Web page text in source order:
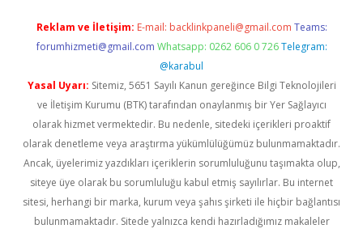
Reklam ve İletişim: E-mail: backlinkpaneli@gmail.com Teams:
forumhizmeti@gmail.com Whatsapp: 0262 606 0 726 Telegram:
@karabul
Yasal Uyarı: Sitemiz, 5651 Sayılı Kanun gereğince Bilgi Teknolojileri
ve İletişim Kurumu (BTK) tarafından onaylanmış bir Yer Sağlayıcı
olarak hizmet vermektedir. Bu nedenle, sitedeki içerikleri proaktif
olarak denetleme veya araştırma yükümlülüğümüz bulunmamaktadır.
Ancak, üyelerimiz yazdıkları içeriklerin sorumluluğunu taşımakta olup,
siteye üye olarak bu sorumluluğu kabul etmiş sayılırlar. Bu internet
sitesi, herhangi bir marka, kurum veya şahıs şirketi ile hiçbir bağlantısı
bulunmamaktadır. Sitede yalnızca kendi hazırladığımız makaleler